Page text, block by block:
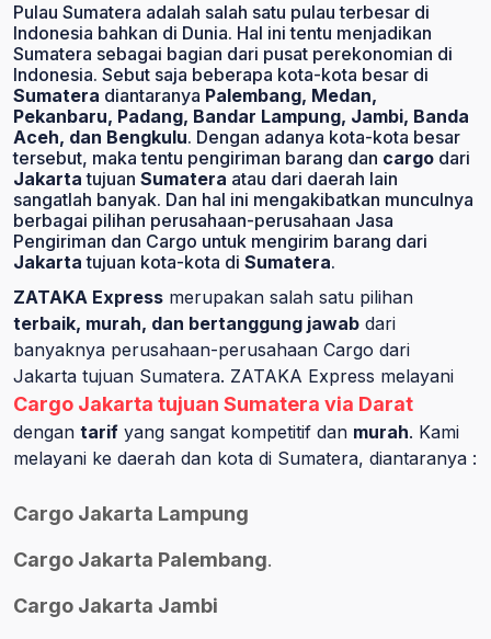
Pulau Sumatera adalah salah satu pulau terbesar di
Indonesia bahkan di Dunia. Hal ini tentu menjadikan
Sumatera sebagai bagian dari pusat perekonomian di
Indonesia. Sebut saja beberapa kota-kota besar di
Sumatera diantaranya Palembang, Medan,
Pekanbaru, Padang, Bandar Lampung, Jambi, Banda
Aceh, dan Bengkulu. Dengan adanya kota-kota besar
tersebut, maka tentu pengiriman barang dan cargo dari
Jakarta tujuan Sumatera atau dari daerah lain
sangatlah banyak. Dan hal ini mengakibatkan munculnya
berbagai pilihan perusahaan-perusahaan Jasa
Pengiriman dan Cargo untuk mengirim barang dari
Jakarta tujuan kota-kota di Sumatera.
ZATAKA Express merupakan salah satu pilihan
terbaik, murah, dan bertanggung jawab dari
banyaknya perusahaan-perusahaan Cargo dari
Jakarta tujuan Sumatera. ZATAKA Express melayani
Cargo Jakarta tujuan Sumatera via Darat
dengan tarif yang sangat kompetitif dan murah. Kami
melayani ke daerah dan kota di Sumatera, diantaranya :
Cargo Jakarta Lampung
Cargo Jakarta Palembang.
Cargo Jakarta Jambi